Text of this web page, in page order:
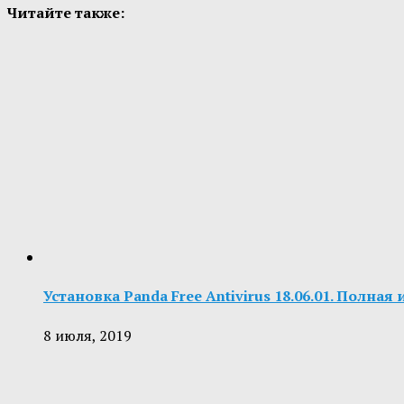
Читайте также:
Установка Panda Free Antivirus 18.06.01. Полная
8 июля, 2019